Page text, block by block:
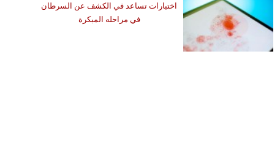
اختبارات تساعد في الكشف عن السرطان
في مراحله المبكرة